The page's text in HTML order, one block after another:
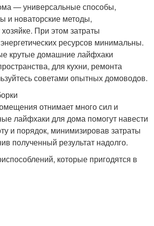
— универсальные способы,
и новаторские методы,
При этом затраты
ресурсов минимальны.
крутые домашние лайфхаки
для кухни, ремонта
советами опытных домоводов.
отнимает много сил и
лайфхаки для дома помогут навести
и порядок, минимизировав затраты
полученный результат надолго.
которые пригодятся в